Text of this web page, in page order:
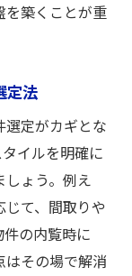
を築くことが重
定法
定がカギとな
イルを明確に
ょう。例え
て、間取りや
の内覧時に
その場で解消